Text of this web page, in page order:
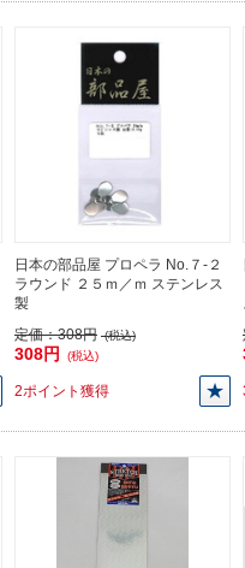
日本の部品屋 プロペラ No.７-２
ラウンド ２５ｍ／ｍ ステンレス
製
定価：308円 (税込)
308円 (税込)
2ポイント獲得